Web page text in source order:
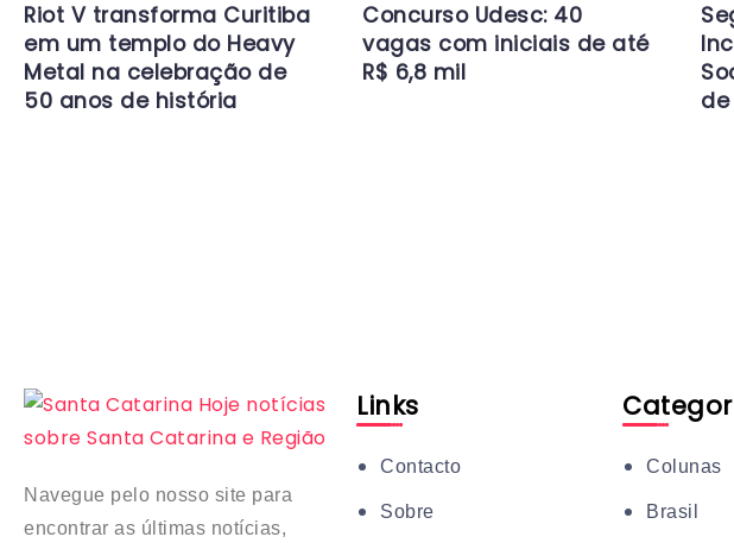
Riot V transforma Curitiba
em um templo do Heavy
Metal na celebração de
50 anos de história
Concurso Udesc: 40
vagas com iniciais de até
R$ 6,8 mil
Navegue pelo nosso site para
encontrar as últimas notícias,
Links
Contacto
Sobre
Colunas
Brasil